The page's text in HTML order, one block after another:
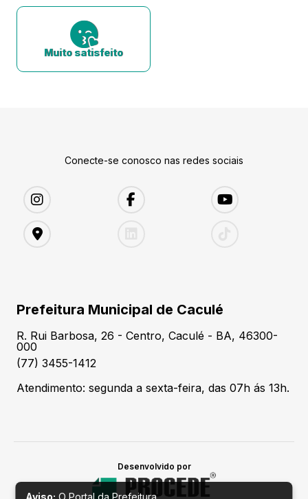
Muito satisfeito
Conecte-se conosco nas redes sociais
Prefeitura Municipal de Caculé
R. Rui Barbosa, 26 - Centro, Caculé - BA, 46300-
000
(77) 3455-1412
Atendimento: segunda a sexta-feira, das 07h ás 13h.
Desenvolvido por
Aviso: O Portal da Prefeitura